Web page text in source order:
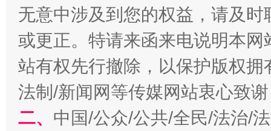
揭开“小金库”的免责幌子
无意中涉及到您的权益，请及
或更正。特请来函来电说明本
站有权先行撤除，以保护版权
法制/新闻网等传媒网站衷心致
二、 中国/公众/公共/全民/法治/